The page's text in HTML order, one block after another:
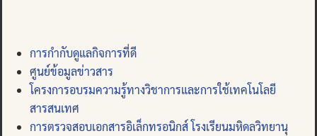
การกำกับดูแลกิจการที่ดี
ศูนย์ข้อมูลข่าวสาร
โครงการอบรมความรู้ทางวิชาการและการใช้เทคโนโลยี
สารสนเทศ
การตรวจสอบเอกสารอิเล็กทรอนิกส์ โรงเรียนมหิดลวิทยานุ